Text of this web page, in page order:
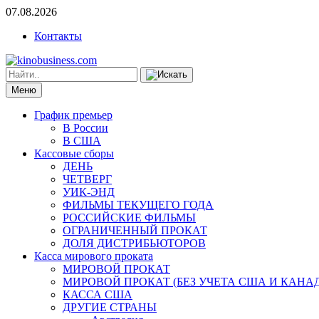
07.08.2026
Контакты
Меню
График премьер
В России
В США
Кассовые сборы
ДЕНЬ
ЧЕТВЕРГ
УИК-ЭНД
ФИЛЬМЫ ТЕКУЩЕГО ГОДА
РОССИЙСКИЕ ФИЛЬМЫ
ОГРАНИЧЕННЫЙ ПРОКАТ
ДОЛЯ ДИСТРИБЬЮТОРОВ
Касса мирового проката
МИРОВОЙ ПРОКАТ
МИРОВОЙ ПРОКАТ (БЕЗ УЧЕТА США И
КАССА США
ДРУГИЕ СТРАНЫ